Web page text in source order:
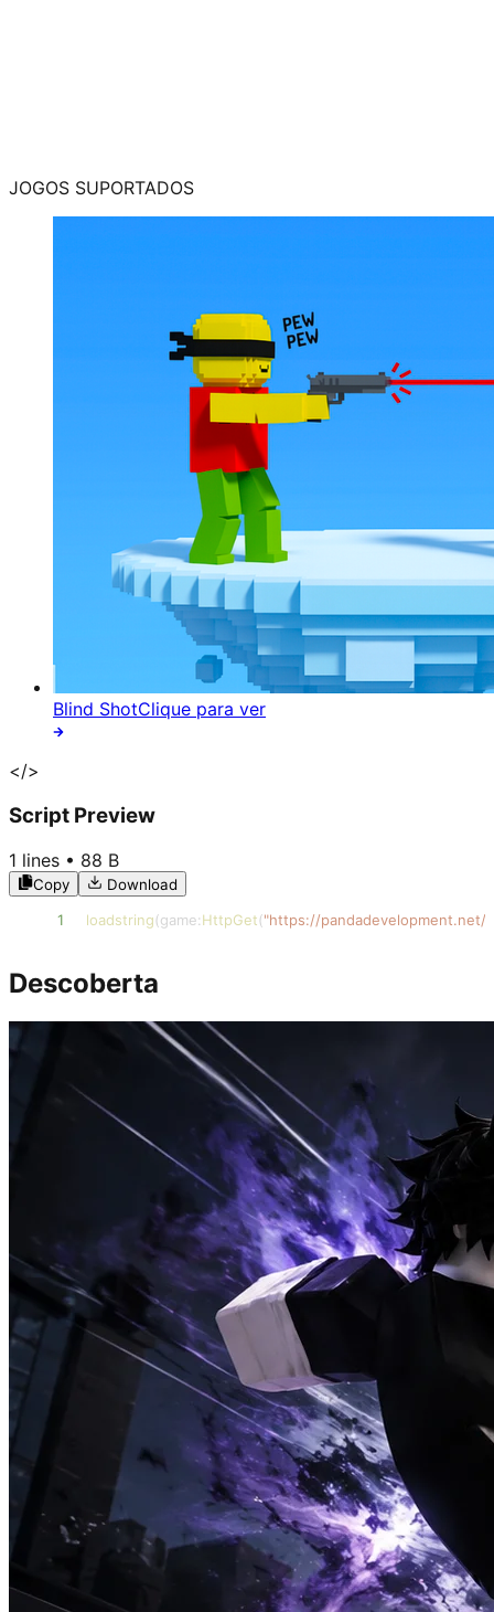
JOGOS SUPORTADOS
Blind ShotClique para ver
</>
Script Preview
1 lines • 88 B
Copy Download
1 loadstring(game:HttpGet("https://pandadevelopment.net/
Descoberta